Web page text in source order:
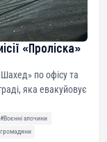
«Проліска»
по офісу та
яка евакуйовує
#Воєнні злочини
громадяни